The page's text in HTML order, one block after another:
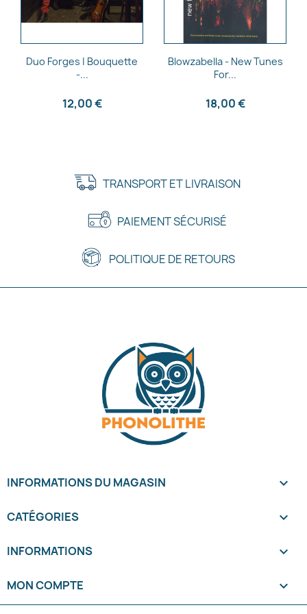
Aperçu rapide
Duo Forges | Bouquette
-...
12,00 €
Aperçu rapide
Blowzabella - New Tunes
For...
18,00 €
TRANSPORT ET LIVRAISON
PAIEMENT SÉCURISÉ
POLITIQUE DE RETOURS
INFORMATIONS DU MAGASIN keyboard_arrow_down
CATÉGORIES 
INFORMATIONS 
MON COMPTE 